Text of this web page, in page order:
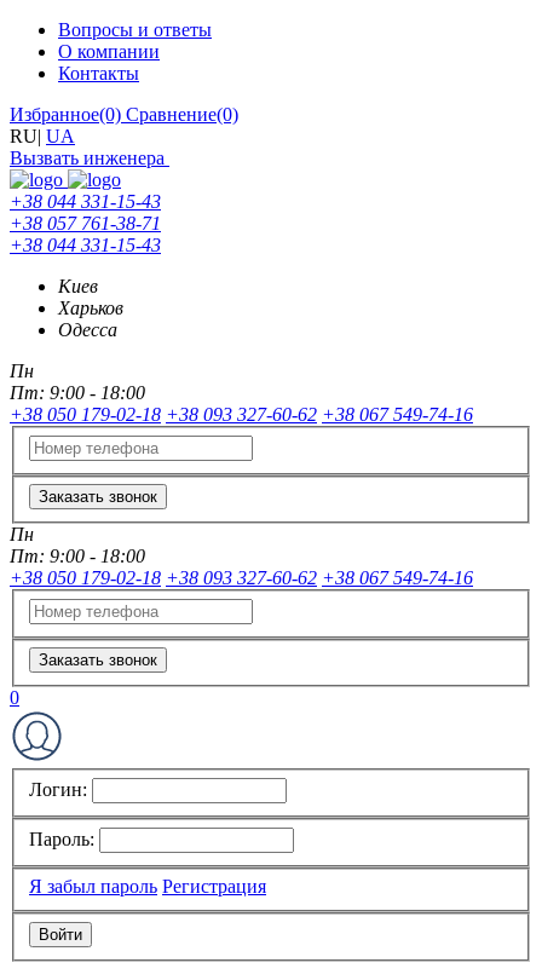
Вопросы и ответы
О компании
Контакты
Избранное(0) Сравнение(0)
RU| UA
Вызвать инженера
+38 044 331-15-43
+38 057 761-38-71
+38 044 331-15-43
Киев
Харьков
Одесса
Пн
Пт: 9:00 - 18:00
+38 050 179-02-18 +38 093 327-60-62 +38 067 549-74-16
Заказать звонок
Пн
Пт: 9:00 - 18:00
+38 050 179-02-18 +38 093 327-60-62 +38 067 549-74-16
Заказать звонок
0
Логин:
Пароль:
Я забыл пароль Регистрация